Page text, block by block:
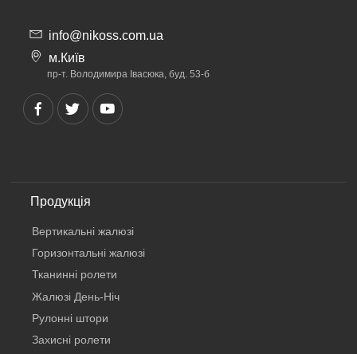
info@nikoss.com.ua
м.Київ
пр-т. Володимира Івасюка, буд. 53-б
Продукція
Вертикальнi жалюзi
Горизонтальні жалюзі
Тканинні ролети
Жалюзі День-Ніч
Рулонні штори
Захисні ролети